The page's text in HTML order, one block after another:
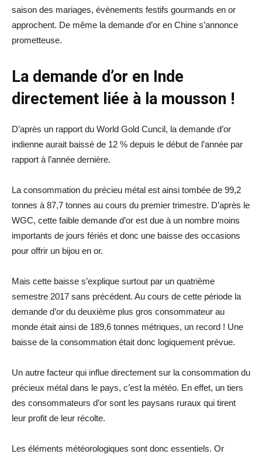
saison des mariages, évènements festifs gourmands en or
approchent. De même la demande d’or en Chine s’annonce
prometteuse.
La demande d’or en Inde
directement liée à la mousson !
D’après un rapport du World Gold Cuncil, la demande d’or
indienne aurait baissé de 12 % depuis le début de l’année par
rapport à l’année dernière.
La consommation du précieu métal est ainsi tombée de 99,2
tonnes à 87,7 tonnes au cours du premier trimestre. D’après le
WGC, cette faible demande d’or est due à un nombre moins
importants de jours fériés et donc une baisse des occasions
pour offrir un bijou en or.
Mais cette baisse s’explique surtout par un quatrième
semestre 2017 sans précédent. Au cours de cette période la
demande d’or du deuxième plus gros consommateur au
monde était ainsi de 189,6 tonnes métriques, un record ! Une
baisse de la consommation était donc logiquement prévue.
Un autre facteur qui influe directement sur la consommation du
précieux métal dans le pays, c’est la météo. En effet, un tiers
des consommateurs d’or sont les paysans ruraux qui tirent
leur profit de leur récolte.
Les éléments météorologiques sont donc essentiels. Or